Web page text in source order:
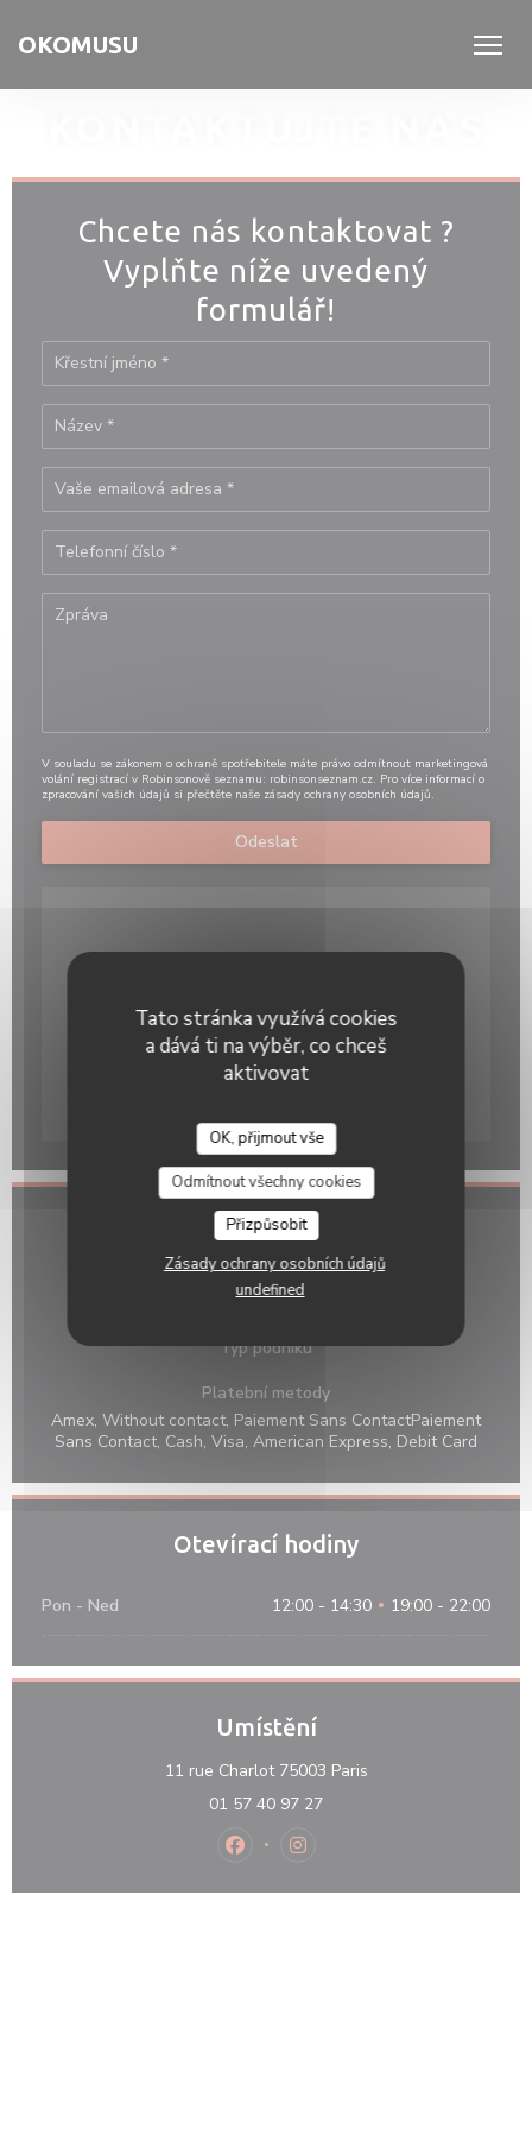
Tato stránka využívá cookies
a dává ti na výběr, co chceš
aktivovat
OK, přijmout vše
Odmítnout všechny cookies
Přizpůsobit
Zásady ochrany osobních údajů
undefined
OKOMUSU
Chcete nás kontaktovat ?
Vyplňte níže uvedený
formulář!
V souladu se zákonem o ochraně spotřebitele máte právo odmítnout marketingová
volání registrací v Robinsonově seznamu: robinsonseznam.cz. Pro více informací o
zpracování vašich údajů si přečtěte naše zásady ochrany osobních údajů.
Waze Map je vypnutý. Povolit
Obecné informace
Kuchyně
Japanese,
Typ podniku
Platební metody
Amex, Without contact, Paiement Sans ContactPaiement
Sans Contact, Cash, Visa, American Express, Debit Card
Otevírací hodiny
Pon - Ned 12:00 - 14:30 • 19:00 - 22:00
Umístění
11 rue Charlot 75003 Paris((otevře se v novém
01 57 40 97 27
Facebook ((otevře se v novém
Instagram ((otevře se v
OKOMUSU